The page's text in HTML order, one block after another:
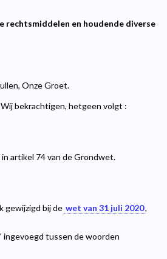
rechtsmiddelen en houdende diverse
Onze Groet.
bekrachtigen, hetgeen volgt :
artikel 74 van de Grondwet.
gewijzigd bij de wet van 31 juli 2020,
tussen de woorden